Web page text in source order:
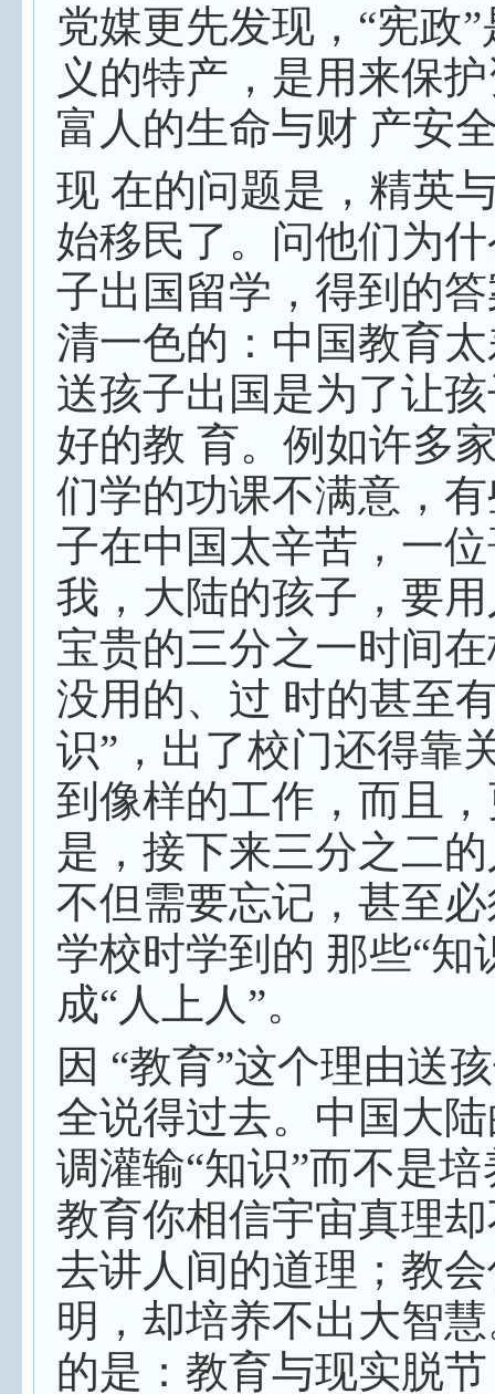
党媒更先发现，“宪政
义的特产，是用来保
富人的生命与财 产安
现 在的问题是，精英
始移民了。问他们为
子出国留学，得到的
清一色的：中国教育
送孩子出国是为了让
好的教 育。例如许多
们学的功课不满意，
子在中国太辛苦，一
我，大陆的孩子，要
宝贵的三分之一时间
没用的、过 时的甚至
识”，出了校门还得靠
到像样的工作，而且
是，接下来三分之二
不但需要忘记，甚至
学校时学到的 那些“知
成“人上人”。
因 “教育”这个理由送
全说得过去。中国大
调灌输“知识”而不是
教育你相信宇宙真理
去讲人间的道理；教
明，却培养不出大智
的是：教育与现实脱